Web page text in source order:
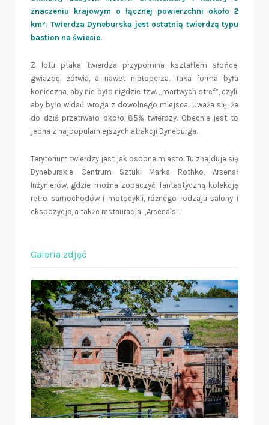
znaczeniu krajowym o łącznej powierzchni około 2
km². Twierdza Dyneburska jest ostatnią twierdzą typu
bastion na świecie.
Z lotu ptaka twierdza przypomina kształtem słońce,
gwiazdę, żółwia, a nawet nietoperza. Taka forma była
konieczna, aby nie było nigdzie tzw. „martwych stref”, czyli,
aby było widać wroga z dowolnego miejsca. Uważa się, że
do dziś przetrwało około 85% twierdzy. Obecnie jest to
jedna z najpopularniejszych atrakcji Dyneburga.
Terytorium twierdzy jest jak osobne miasto. Tu znajduje się
Dyneburskie Centrum Sztuki Marka Rothko, Arsenał
Inżynierów, gdzie można zobaczyć fantastyczną kolekcję
retro samochodów i motocykli, różnego rodzaju salony i
ekspozycje, a także restauracja „Arsenāls”.
Galeria zdjęć